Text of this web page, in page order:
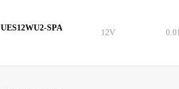
UES12WU2-SPA
12V